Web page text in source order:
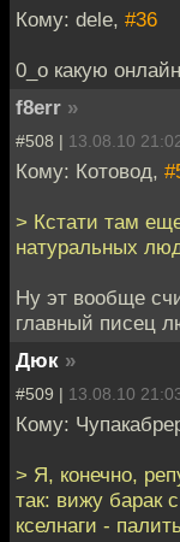
Кому: dele, #36
0_о какую
f8err »
#508 | 13.08.10
Кому: Котовод,
> Кстати там
натуральных
Ну эт вообще
главный писец
Дюк »
#509 | 13.08.10
Кому:
> Я, конечно,
так: вижу барак
кселнаги -